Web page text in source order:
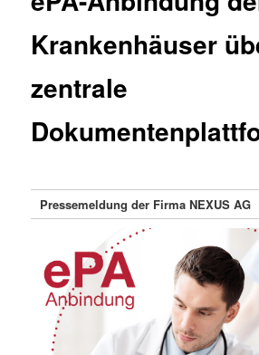
Krankenhäuser
zentrale
Pressemeldung der Firma NEXUS AG